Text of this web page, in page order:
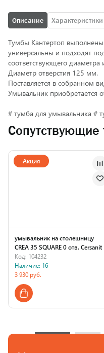
Описание Характеристики
Тумбы Кантертоп выполнены
универсальны и подходят
соответствующего диаметра
Диаметр отверстия 125 мм.
Поставляется в собранном
Умывальник приобретается
# тумба для умывальника #
Сопутствующие
умывальник на столешницу
CREA 35 SQUARE 0 отв. Cersanit
Код: 104232
Наличие: 16
3 930 руб.
Акция